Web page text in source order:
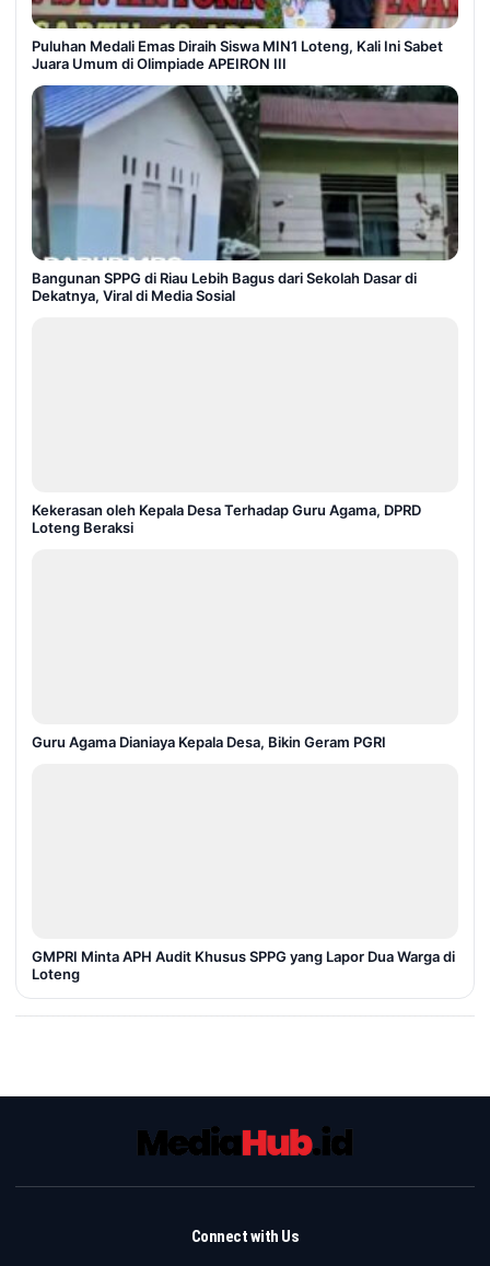
Puluhan Medali Emas Diraih Siswa MIN1 Loteng, Kali Ini Sabet
Juara Umum di Olimpiade APEIRON III
Bangunan SPPG di Riau Lebih Bagus dari Sekolah Dasar di
Dekatnya, Viral di Media Sosial
Kekerasan oleh Kepala Desa Terhadap Guru Agama, DPRD
Loteng Beraksi
Guru Agama Dianiaya Kepala Desa, Bikin Geram PGRI
GMPRI Minta APH Audit Khusus SPPG yang Lapor Dua Warga di
Loteng
Connect with Us